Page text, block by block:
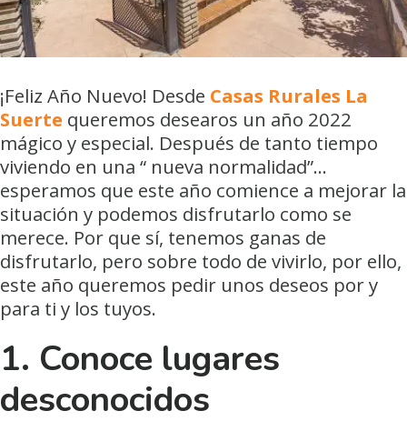
¡Feliz Año Nuevo! Desde Casas Rurales La
Suerte queremos desearos un año 2022
mágico y especial. Después de tanto tiempo
viviendo en una “ nueva normalidad”…
esperamos que este año comience a mejorar la
situación y podemos disfrutarlo como se
merece. Por que sí, tenemos ganas de
disfrutarlo, pero sobre todo de vivirlo, por ello,
este año queremos pedir unos deseos por y
para ti y los tuyos.
1. Conoce lugares
desconocidos